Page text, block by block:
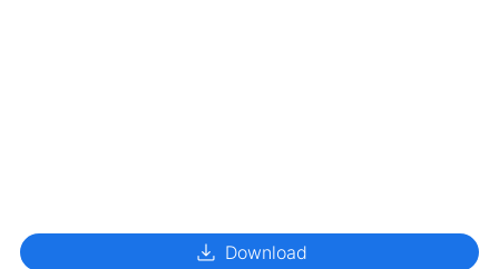
download Download